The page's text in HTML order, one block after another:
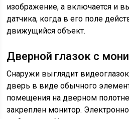
изображение, а включается и
датчика, когда в его поле
движущийся объект.
Дверной глазок с
Снаружи выглядит
дверь в виде обычного
помещения на дверном
закреплен монитор.